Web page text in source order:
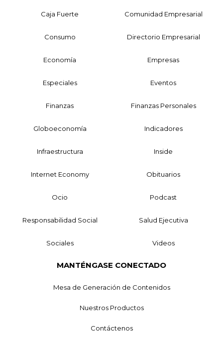
Caja Fuerte Comunidad Empresarial
Consumo Directorio Empresarial
Economía Empresas
Especiales Eventos
Finanzas Finanzas Personales
Globoeconomía Indicadores
Infraestructura Inside
Internet Economy Obituarios
Ocio Podcast
Responsabilidad Social Salud Ejecutiva
Sociales Videos
MANTÉNGASE CONECTADO
Mesa de Generación de Contenidos
Nuestros Productos
Contáctenos